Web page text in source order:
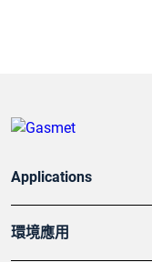
Applications
環境應用